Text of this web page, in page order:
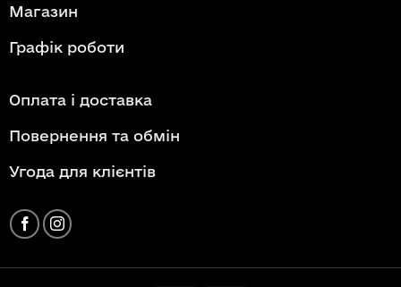
Магазин
Графік роботи
Оплата і доставка
Повернення та обмін
Угода для клієнтів